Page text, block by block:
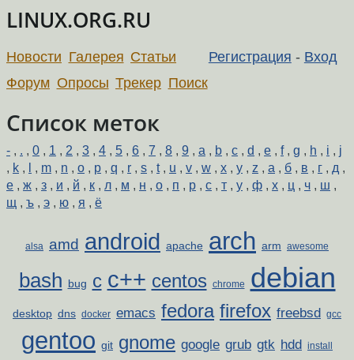
LINUX.ORG.RU
Регистрация - Вход
Новости Галерея Статьи
Форум Опросы Трекер Поиск
Список меток
- , . , 0 , 1 , 2 , 3 , 4 , 5 , 6 , 7 , 8 , 9 , a , b , c , d , e , f, g , h , i , j
, k , , m , n , o , p , q , r , s , t, u , v , w , x , y , z , а , б , в , г , д ,
е , ж , з , и , й , к , л , м , н , о , п , р , с , т , у , ф , х , ц , ч , ш ,
щ , ъ , э , ю , я , ё
alsa amd android apache arch arm awesome
bash bug c c++ centos chrome debian
desktop dns docker emacs fedora firefox freebsd gcc
gentoo git gnome google grub gtk hdd install